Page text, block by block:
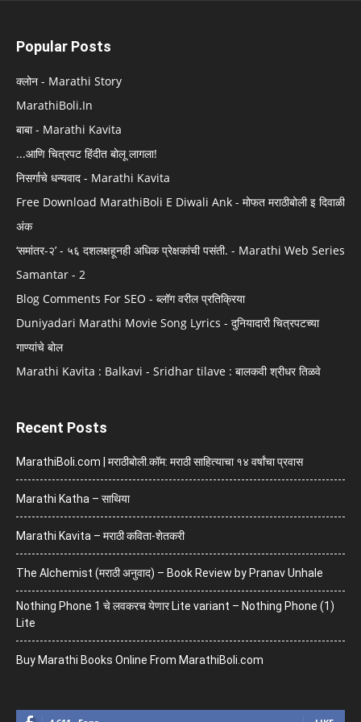
Popular Posts
क्लोन - Marathi Story
MarathiBoli.In
बाबा - Marathi Kavita
...आणि चित्रपट हिंदीत बोलू लागला!
निसर्गाचे धन्यवाद - Marathi Kavita
Free Download MarathiBoli E Diwali Ank - मोफत मराठीबोली इ दिवाळी
अंक
‘समांतर-२’ - ५६ दशलक्षहूनही अधिक प्रेक्षकांची पसंती. - Marathi Web Series
Samantar - 2
Blog Comments For SEO - ब्लॉग वरील प्रतिक्रिया
Duniyadari Marathi Movie Song Lyrics - दुनियादारी चित्रपटच्या
गाण्यांचे बोल
Marathi Kavita : Balkavi - Sridhar tilave : बालकवी श्रीधर तिळवे
Recent Posts
MarathiBoli.com | मराठीबोली.कॉम: मराठी साहित्याचा १४ वर्षांचा प्रवास
Marathi Katha – साथिया
Marathi Kavita – मराठी कविता-शेतकरी
The Alchemist (मराठी अनुवाद) – Book Review by Pranav Unhale
Nothing Phone 1 चे लवकरच येणार Lite variant – Nothing Phone (1)
Lite
Buy Marathi Books Online From MarathiBoli.com